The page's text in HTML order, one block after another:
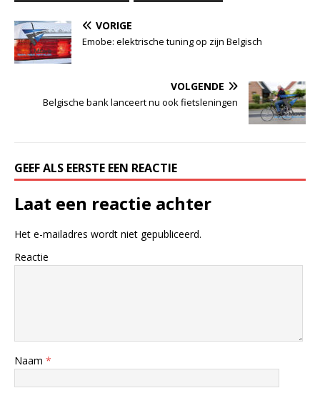
VORIGE
Emobe: elektrische tuning op zijn Belgisch
VOLGENDE
Belgische bank lanceert nu ook fietsleningen
GEEF ALS EERSTE EEN REACTIE
Laat een reactie achter
Het e-mailadres wordt niet gepubliceerd.
Reactie
Naam *